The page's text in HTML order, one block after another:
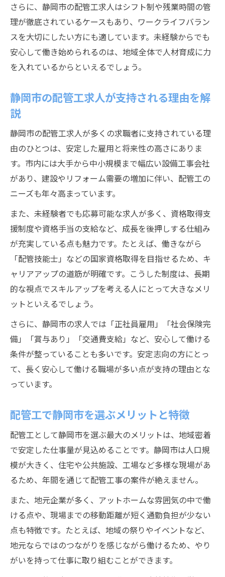
夫
未経験者が静岡市で配管工として活躍する
秘訣
安定とキャリア両立できる配管工の道
る方法
配管工が静岡市で長く働ける安定条件とは
配管工のキャリア形成と静岡市のサポート
体制
静岡市で配管工が安定収入を得るための工
夫
さらに、静岡市の配管工求人はシフト制や残業時間の管
理が徹底されているケースもあり、ワークライフバラン
スを大切にしたい方にも適しています。未経験からでも
安心して働き始められるのは、地域全体で人材育成に力
を入れているからといえるでしょう。
静岡市の配管工求人が支持される理由を解
説
静岡市の配管工求人が多くの求職者に支持されている理
由のひとつは、安定した雇用と将来性の高さにありま
す。市内には大手から中小規模まで幅広い設備工事会社
があり、建設やリフォーム需要の増加に伴い、配管工の
ニーズも年々高まっています。
また、未経験者でも応募可能な求人が多く、資格取得支
援制度や資格手当の支給など、成長を後押しする仕組み
が充実している点も魅力です。たとえば、働きながら
「配管技能士」などの国家資格取得を目指せるため、キ
ャリアアップの道筋が明確です。こうした制度は、長期
的な視点でスキルアップを考える人にとって大きなメリ
ットといえるでしょう。
さらに、静岡市の求人では「正社員雇用」「社会保険完
備」「賞与あり」「交通費支給」など、安心して働ける
条件が整っていることも多いです。安定志向の方にとっ
て、長く安心して働ける職場が多い点が支持の理由とな
っています。
配管工で静岡市を選ぶメリットと特徴
配管工として静岡市を選ぶ最大のメリットは、地域密着
で安定した仕事量が見込めることです。静岡市は人口規
模が大きく、住宅や公共施設、工場など多様な現場があ
るため、年間を通じて配管工事の案件が絶えません。
また、地元企業が多く、アットホームな雰囲気の中で働
ける点や、現場までの移動距離が短く通勤負担が少ない
点も特徴です。たとえば、地域の祭りやイベントなど、
地元ならではのつながりを感じながら働けるため、やり
がいを持って仕事に取り組むことができます。